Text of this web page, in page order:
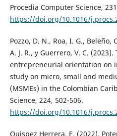
Procedia Computer Science,
https://doi.org/10.1016/
Pozzo, D. N., Roa, I. G., Beleño,
A. J. R., y Guerrero, V. C.
entrepreneurial orientation on
study on micro, small and
(MSMEs) in the Colombian
Science, 224, 502-506.
https://doi.org/10.1016/
Quispez Herrera, E. (2022).